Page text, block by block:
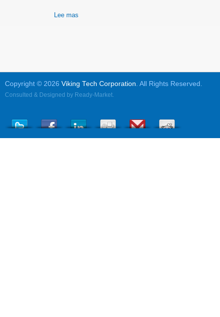
Lee mas
Copyright © 2026 Viking Tech Corporation. All Rights Reserved.
Consulted & Designed by Ready-Market.